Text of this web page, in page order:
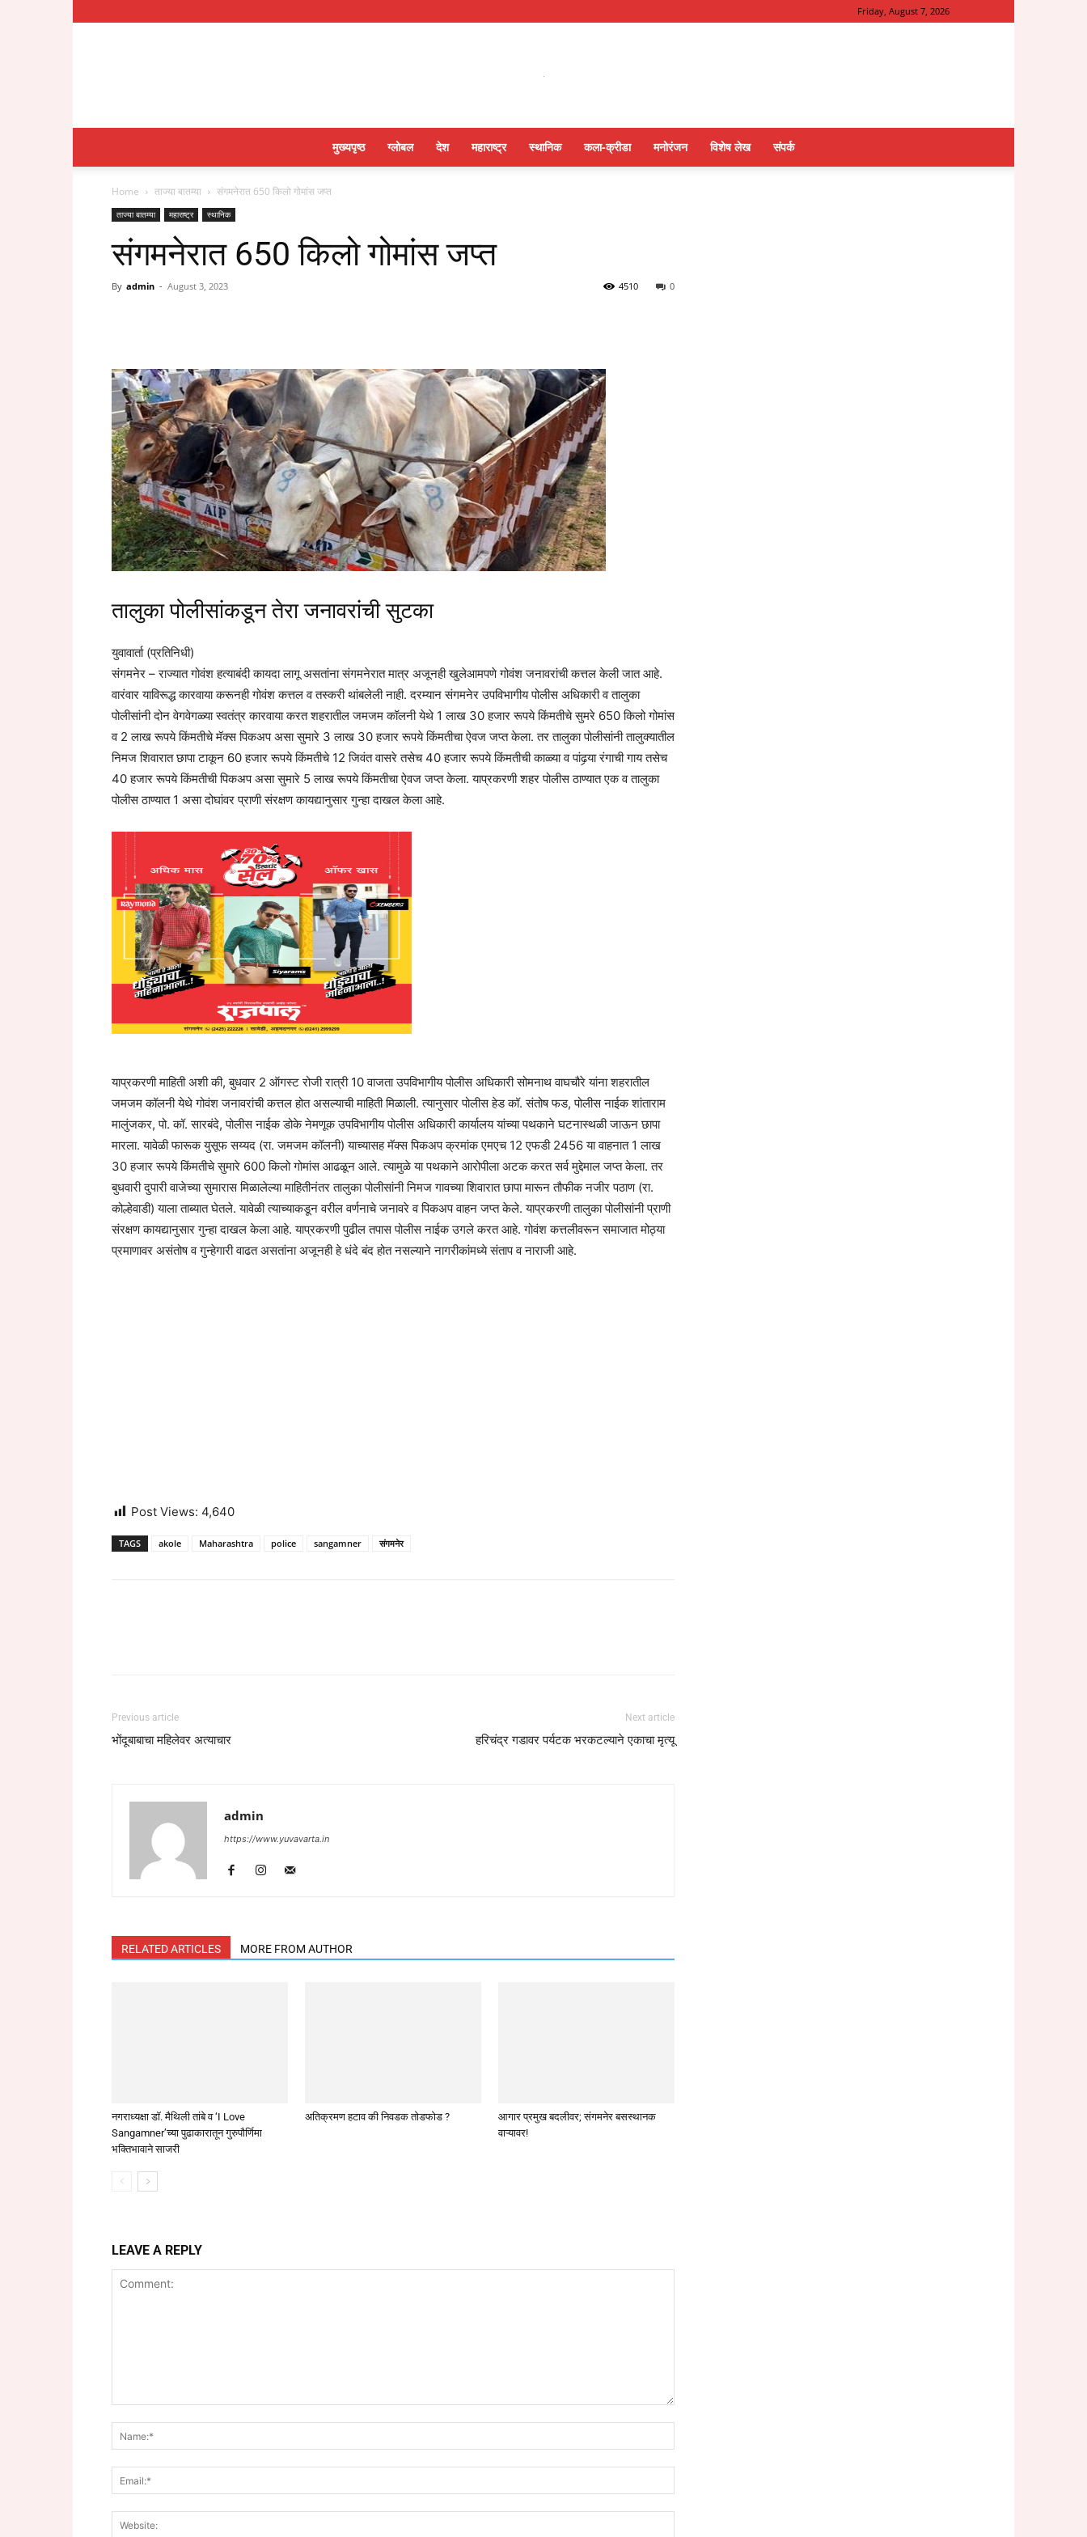
Friday, August 7, 2026
मुख्यपृष्ठ ग्लोबल देश महाराष्ट्र स्थानिक कला-क्रीडा मनोरंजन विशेष लेख संपर्क
Home ताज्या बातम्या संगमनेरात 650 किलो गोमांस जप्त
ताज्या बातम्या महाराष्ट्र स्थानिक
संगमनेरात 650 किलो गोमांस जप्त
By admin - August 3, 2023 0
4510
तालुका पोलीसांकडून तेरा जनावरांची सुटका
युवावार्ता (प्रतिनिधी)
संगमनेर – राज्यात गोवंश हत्याबंदी कायदा लागू असतांना संगमनेरात मात्र अजूनही खुलेआमपणे गोवंश जनावरांची कत्तल केली जात आहे.
वारंवार याविरूद्ध कारवाया करूनही गोवंश कत्तल व तस्करी थांबलेली नाही. दरम्यान संगमनेर उपविभागीय पोलीस अधिकारी व तालुका
पोलीसांनी दोन वेगवेगळ्या स्वतंत्र कारवाया करत शहरातील जमजम कॉलनी येथे 1 लाख 30 हजार रूपये किंमतीचे सुमरे 650 किलो गोमांस
व 2 लाख रूपये किंमतीचे मॅक्स पिकअप असा सुमारे 3 लाख 30 हजार रूपये किंमतीचा ऐवज जप्त केला. तर तालुका पोलीसांनी तालुक्यातील
निमज शिवारात छापा टाकून 60 हजार रूपये किंमतीचे 12 जिवंत वासरे तसेच 40 हजार रूपये किंमतीची काळ्या व पांढर्‍या रंगाची गाय तसेच
40 हजार रूपये किंमतीची पिकअप असा सुमारे 5 लाख रूपये किंमतीचा ऐवज जप्त केला. याप्रकरणी शहर पोलीस ठाण्यात एक व तालुका
पोलीस ठाण्यात 1 असा दोघांवर प्राणी संरक्षण कायद्यानुसार गुन्हा दाखल केला आहे.
याप्रकरणी माहिती अशी की, बुधवार 2 ऑगस्ट रोजी रात्री 10 वाजता उपविभागीय पोलीस अधिकारी सोमनाथ वाघचौरे यांना शहरातील
जमजम कॉलनी येथे गोवंश जनावरांची कत्तल होत असल्याची माहिती मिळाली. त्यानुसार पोलीस हेड कॉ. संतोष फड, पोलीस नाईक शांताराम
मालुंजकर, पो. कॉ. सारबंदे, पोलीस नाईक डोके नेमणूक उपविभागीय पोलीस अधिकारी कार्यालय यांच्या पथकाने घटनास्थळी जाऊन छापा
मारला. यावेळी फारूक युसूफ सय्यद (रा. जमजम कॉलनी) याच्यासह मॅक्स पिकअप क्रमांक एमएच 12 एफडी 2456 या वाहनात 1 लाख
30 हजार रूपये किंमतीचे सुमारे 600 किलो गोमांस आढळून आले. त्यामुळे या पथकाने आरोपीला अटक करत सर्व मुद्देमाल जप्त केला. तर
बुधवारी दुपारी वाजेच्या सुमारास मिळालेल्या माहितीनंतर तालुका पोलीसांनी निमज गावच्या शिवारात छापा मारून तौफीक नजीर पठाण (रा.
कोल्हेवाडी) याला ताब्यात घेतले. यावेळी त्याच्याकडून वरील वर्णनाचे जनावरे व पिकअप वाहन जप्त केले. याप्रकरणी तालुका पोलीसांनी प्राणी
संरक्षण कायद्यानुसार गुन्हा दाखल केला आहे. याप्रकरणी पुढील तपास पोलीस नाईक उगले करत आहे. गोवंश कत्तलीवरून समाजात मोठ्या
प्रमाणावर असंतोष व गुन्हेगारी वाढत असतांना अजूनही हे धंदे बंद होत नसल्याने नागरीकांमध्ये संताप व नाराजी आहे.
Post Views: 4,640
TAGS akole Maharashtra police sangamner संगमनेर
Previous article
भोंदूबाबाचा महिलेवर अत्याचार
Next article
हरिचंद्र गडावर पर्यटक भरकटल्याने एकाचा मृत्यू
admin
https://www.yuvavarta.in
RELATED ARTICLES MORE FROM AUTHOR
नगराध्यक्षा डॉ. मैथिली तांबे व ‘I Love
Sangamner’च्या पुढाकारातून गुरुपौर्णिमा
भक्तिभावाने साजरी
अतिक्रमण हटाव की निवडक तोडफोड ?
आगार प्रमुख बदलीवर; संगमनेर बसस्थानक
वाऱ्यावर!
LEAVE A REPLY